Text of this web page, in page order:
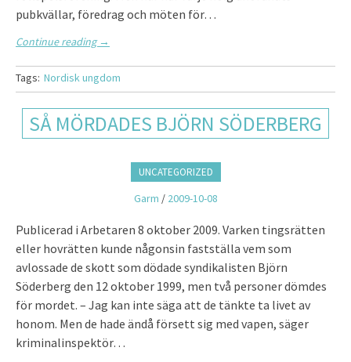
pubkvällar, före­drag och möten för…
Continue reading →
Tags: Nordisk ungdom
SÅ MÖRDADES BJÖRN SÖDERBERG
UNCATEGORIZED
Garm / 2009-10-08
Publicerad i Arbetaren 8 oktober 2009. Varken tingsrätten
eller hovrätten kunde någonsin fastställa vem som
avlossade de skott som dödade syndikalisten Björn
Söderberg den 12 oktober 1999, men två personer dömdes
för mordet. – Jag kan inte säga att de tänkte ta livet av
honom. Men de hade ändå försett sig med vapen, säger
kriminalinspektör…